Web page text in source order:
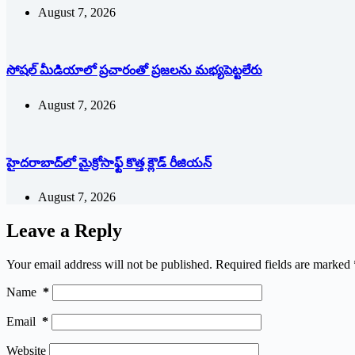
August 7, 2026
సోషల్‌ ‌మీడియాలో ప్రచారంతో ప్రజలను మభ్యపెట్టలేరు
August 7, 2026
హైదరాబాద్‌లో మైక్రోసాఫ్ట్ ‌కొత్త క్లౌడ్‌ ‌రీజియన్‌
August 7, 2026
Leave a Reply
Your email address will not be published. Required fields are marked
Name *
Email *
Website